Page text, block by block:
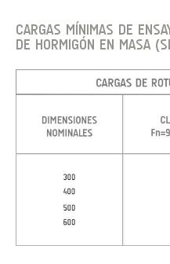
CARGAS MÍNIMAS DE
DE HORMIGÓN EN MASA